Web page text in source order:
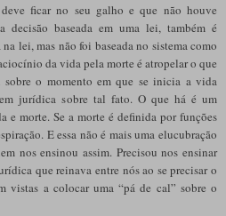
ficar no seu galho e que não houve
decisão baseada em uma lei, também é
lei, mas não foi baseada no sistema como
da vida pela morte é atropelar o que
o momento em que se inicia a vida
jurídica sobre tal fato. O que há é um
e morte. Se a morte é definida por funções
E essa não é mais uma elucubração
nos ensinou assim. Precisou nos ensinar
que reinava entre nós ao se precisar o
vistas a colocar uma “pá de cal” sobre o